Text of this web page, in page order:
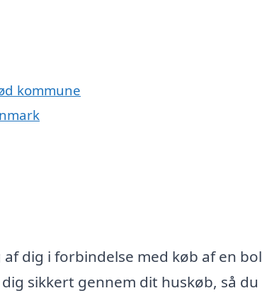
kommune
dig i forbindelse med køb af en
sikkert gennem dit huskøb, så du